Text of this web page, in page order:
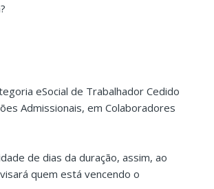
eSocial de Trabalhador Cedido
Admissionais, em Colaboradores
de dias da duração, assim, ao
quem está vencendo o